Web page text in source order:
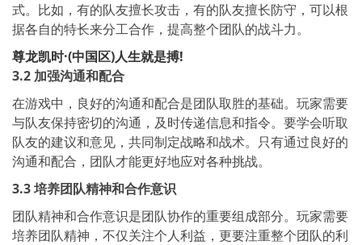
式。比如，有的队友擅长攻击，有的队友擅长防守，可以根
据各自的特长来分工合作，提高整个团队的战斗力。
尊龙凯时·(中国区)人生就是搏!
3.2 加强沟通和配合
在游戏中，良好的沟通和配合是团队取胜的基础。玩家需要
与队友保持密切的沟通，及时传递信息和指令。要学会听取
队友的建议和意见，共同制定战略和战术。只有通过良好的
沟通和配合，团队才能更好地应对各种挑战。
3.3 培养团队精神和合作意识
团队精神和合作意识是团队协作的重要组成部分。玩家需要
培养团队精神，不仅关注个人利益，更要注重整个团队的利